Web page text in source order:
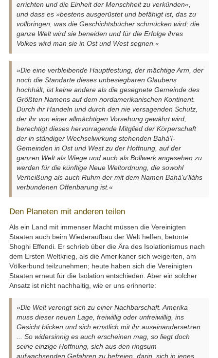
errichten und die Einheit der Menschheit zu verkünden«,
und dass es »bestens ausgerüstet und befähigt ist, das zu
vollbringen, was die Geschichtsbücher schmücken wird; die
ganze Welt wird sie beneiden und für die Erfolge ihres
Volkes wird man sie in Ost und West segnen.«
»Die eine verbleibende Hauptfestung, der mächtige Arm, der
noch die Standarte dieses unbesiegbaren Glaubens
hochhält, ist keine andere als die gesegnete Gemeinde des
Größten Namens auf dem nordamerikanischen Kontinent.
Durch ihr Handeln und durch den nie versagenden Schutz,
der ihr von einer allmächtigen Vorsehung gewährt wird,
berechtigt dieses hervorragende Mitglied der Körperschaft
der in ständiger Wechselwirkung stehenden Bahá'í-
Gemeinden in Ost und West zu der Hoffnung, auf der
ganzen Welt als Wiege und auch als Bollwerk angesehen zu
werden für die künftige Neue Weltordnung, die sowohl
Verheißung als auch Ruhm der mit dem Namen Bahá'u'lláhs
verbundenen Offenbarung ist.«
Den Planeten mit anderen teilen
Als ein Land mit immenser Macht müssen die Vereinigten
Staaten auch beim Wiederaufbau der Welt helfen, betonte
Shoghi Effendi. Er schrieb über die Ära des Isolationismus nach
dem Ersten Weltkrieg, als die Amerikaner sich weigerten, am
Völkerbund teilzunehmen; heute haben sich die Vereinigten
Staaten erneut für die Isolation entschieden. Aber ein solcher
Ansatz ist nicht nachhaltig, wie er uns erinnerte:
»Die Welt verengt sich zu einer Nachbarschaft. Amerika
muss dieser neuen Lage, freiwillig oder unfreiwillig, ins
Gesicht blicken und sich ernstlich mit ihr auseinandersetzen.
... So widersinnig es auch erscheinen mag, so liegt doch
seine einzige Hoffnung, sich aus den ringsum
aufwachsenden Gefahren zu befreien, darin, sich in jenes